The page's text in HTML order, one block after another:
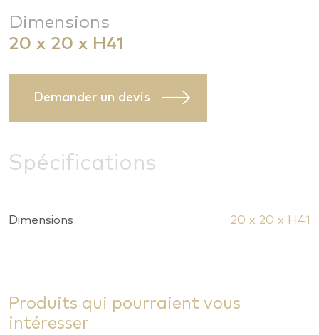
Dimensions
20 x 20 x H41
Demander un devis
Spécifications
Dimensions 20 x 20 x H41
Produits qui pourraient vous
intéresser